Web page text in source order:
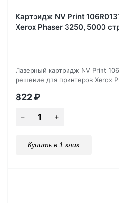
Картридж NV Print
Xerox Phaser 3250, 5000
Лазерный картридж NV Print
решение для принтеров Xerox
822₽
Купить в 1 клик